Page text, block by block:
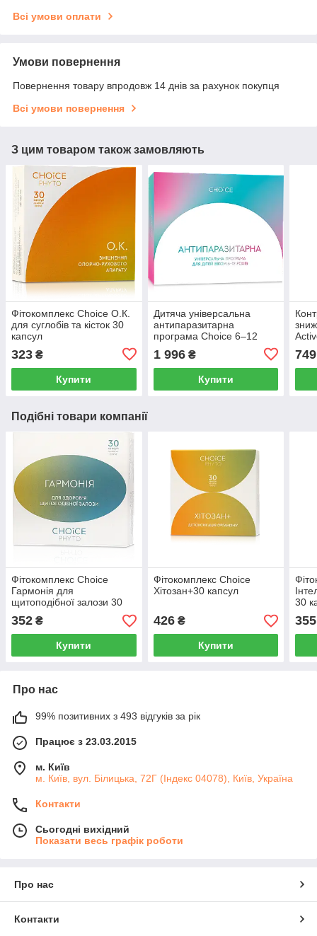
Всі умови оплати
Умови повернення
Повернення товару впродовж 14 днів за рахунок покупця
Всі умови повернення
З цим товаром також замовляють
Фітокомплекс Choice О.К.
для суглобів та кісток 30
капсул
323 ₴
Купити
Дитяча універсальна
антипаразитарна
програма Choice 6–12
1 996₴
Купити
749
Подібні товари компанії
Фітокомплекс Choice
Гармонія для
щитоподібної залози 30
капсул
352 ₴
Купити
Фітокомплекс Choice
Хітозан+30 капсул
426₴
Купити
30
355
Про нас
99% позитивних з 493 відгуків за рік
Працює з 23.03.2015
м. Київ
м. Київ, вул. Білицька, 72Г (Індекс 04078), Київ, Україна
Контакти
Сьогодні вихідний
Показати весь графік роботи
Про нас
Контакти